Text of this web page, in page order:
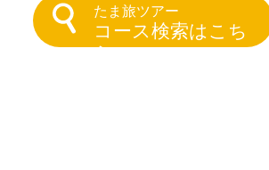
たま旅ツアー
コース検索はこち
ら